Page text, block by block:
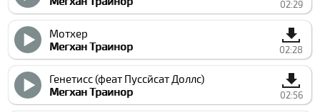
02:29
Мотхер
Мегхан Траинор
02:28
Генетиcс (феат Пуссйcат Доллс)
Мегхан Траинор
02:56